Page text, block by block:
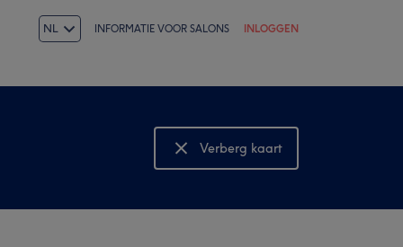
NL INFORMATIE VOOR SALONS INLOGGEN
Verberg kaart
Bekijk kaart